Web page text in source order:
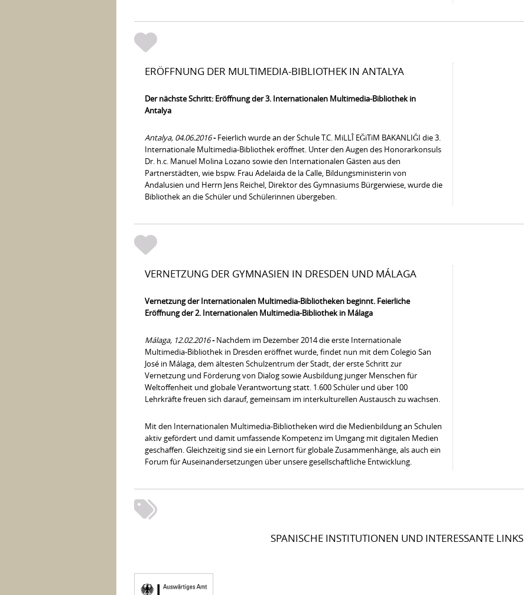
ERÖFFNUNG DER MULTIMEDIA-BIBLIOTHEK IN ANTALYA
Der nächste Schritt: Eröffnung der 3. Internationalen Multimedia-Bibliothek in
Antalya
Antalya, 04.06.2016-Feierlich wurde an der Schule T.C. MiLLÎ EĞiTiM BAKANLIĞI die 3.
Internationale Multimedia-Bibliothek eröffnet. Unter den Augen des Honorarkonsuls
Dr. h.c. Manuel Molina Lozano sowie den Internationalen Gästen aus den
Partnerstädten, wie bspw. Frau Adelaida de la Calle, Bildungsministerin von
Andalusien und Herrn Jens Reichel, Direktor des Gymnasiums Bürgerwiese, wurde die
Bibliothek an die Schüler und Schülerinnen übergeben.
VERNETZUNG DER GYMNASIEN IN DRESDEN UND MÁLAGA
Vernetzung der Internationalen Multimedia-Bibliotheken beginnt. Feierliche
Eröffnung der 2. Internationalen Multimedia-Bibliothek in Málaga
Málaga, 12.02.2016-Nachdem im Dezember 2014 die erste Internationale
Multimedia-Bibliothek in Dresden eröffnet wurde, findet nun mit dem Colegio San
José in Málaga, dem ältesten Schulzentrum der Stadt, der erste Schritt zur
Vernetzung und Förderung von Dialog sowie Ausbildung junger Menschen für
Weltoffenheit und globale Verantwortung statt. 1.600 Schüler und über 100
Lehrkräfte freuen sich darauf, gemeinsam im interkulturellen Austausch zu wachsen.
Mit den Internationalen Multimedia-Bibliotheken wird die Medienbildung an Schulen
aktiv gefördert und damit umfassende Kompetenz im Umgang mit digitalen Medien
geschaffen. Gleichzeitig sind sie ein Lernort für globale Zusammenhänge, als auch ein
Forum für Auseinandersetzungen über unsere gesellschaftliche Entwicklung.
SPANISCHE INSTITUTIONEN UND INTERESSANTE LINKS